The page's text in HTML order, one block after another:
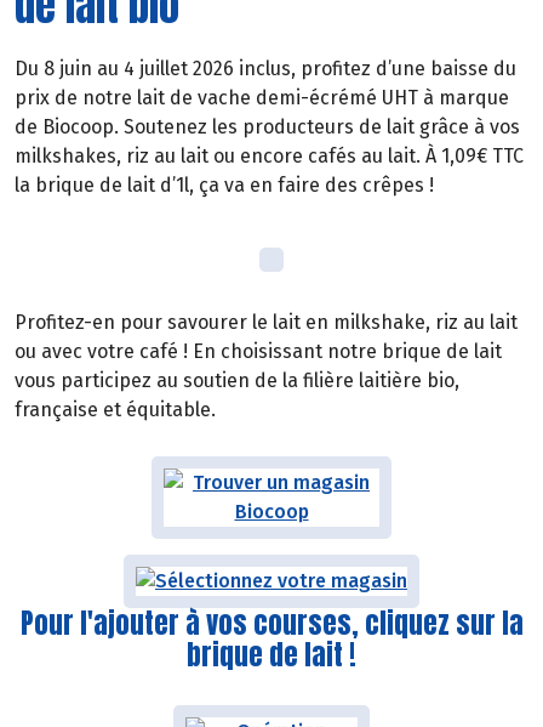
Du 8 juin au 4 juillet 2026 inclus, profitez d’une baisse du
prix de notre lait de vache demi-écrémé UHT à marque
de Biocoop. Soutenez les producteurs de lait grâce à vos
milkshakes, riz au lait ou encore cafés au lait. À 1,09€ TTC
la brique de lait d’1l, ça va en faire des crêpes !
Profitez-en pour savourer le lait en milkshake, riz au lait
ou avec votre café ! En choisissant notre brique de lait
vous participez au soutien de la filière laitière bio,
française et équitable.
Pour l'ajouter à vos courses, cliquez sur la
brique de lait !